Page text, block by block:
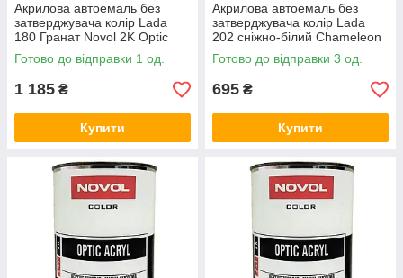
Акрилова автоемаль без
затверджувача колір Lada
180 Гранат Novol 2K Optic
Acryl 800мл
Готово до відправки 1 од.
1 185 ₴
Купити
Акрилова автоемаль без
затверджувача колір Lada
202 сніжно-білий Chameleon
2K Top Coat Acryl 800мл
Готово до відправки 3 од.
695 ₴
Купити